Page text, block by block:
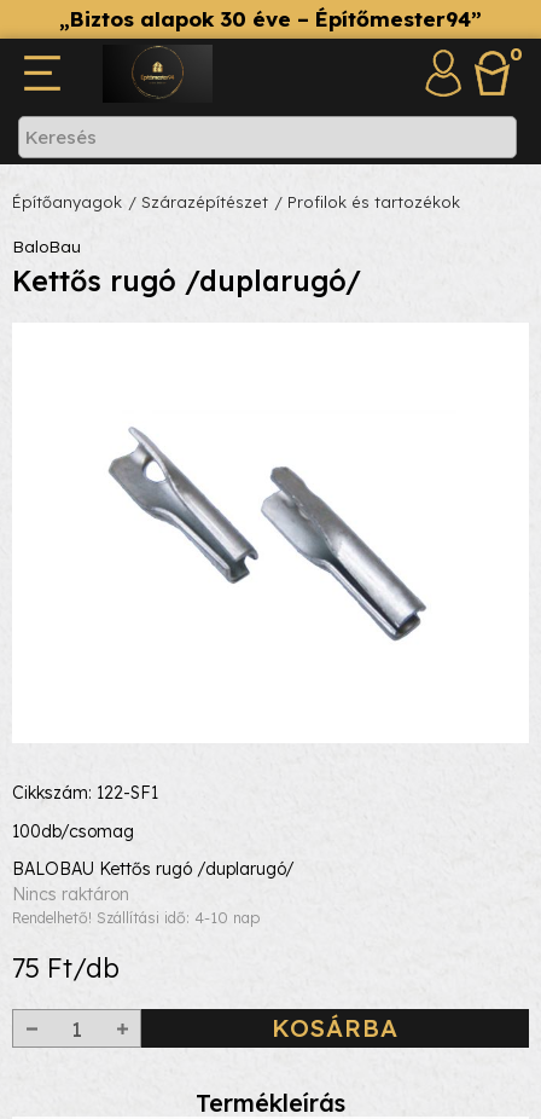
„Biztos alapok 30 éve – Építőmester94”
0
Építőanyagok / Szárazépítészet / Profilok és tartozékok
BaloBau
Kettős rugó /duplarugó/
Cikkszám: 122-SF1
100db/csomag
BALOBAU Kettős rugó /duplarugó/
Nincs raktáron
Rendelhető! Szállítási idő: 4-10 nap
75 Ft/db
KOSÁRBA
Termékleírás